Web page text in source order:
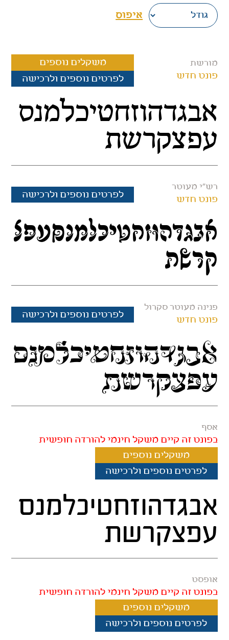
איפוס
מורשת
פונט חדש
משקלים נוספים
לפרטים נוספים ולרכישה
אבגדהוזחטיכלמנס
עפצקרשת
רש"י מעוטר
פונט חדש לפרטים נוספים ולרכישה
אבגדהוזחטיכלמנסעפצ
קרשת
פנינה מעוטר סקרול
פונט חדש לפרטים נוספים ולרכישה
אבגדהוזחטיכלמנס
עפצקרשת
אסף
בפונט זה קיים משקל חינמי להורדה חופשית
משקלים נוספים
לפרטים נוספים ולרכישה
אבגדהוזחטיכלמנס
עפצקרשת
אופסט
בפונט זה קיים משקל חינמי להורדה חופשית
משקלים נוספים
לפרטים נוספים ולרכישה